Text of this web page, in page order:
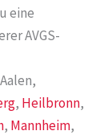
eine
AVGS-
, Heilbronn,
, Mannheim,